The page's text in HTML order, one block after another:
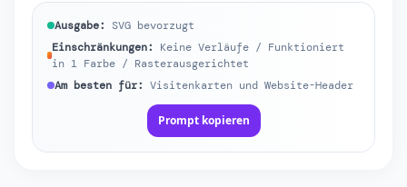
Ausgabe:
SVG bevorzugt
Einschränkungen:
Keine Verläufe / Funktioniert
in 1 Farbe / Rasterausgerichtet
Am besten für: Visitenkarten und Website-Header
Prompt kopieren